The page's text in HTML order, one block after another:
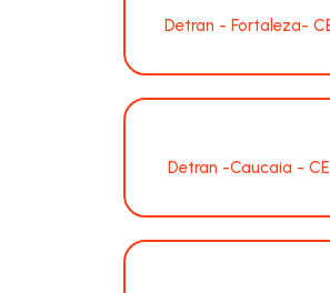
Detran - Fortaleza-
Detran -Caucaia - CE